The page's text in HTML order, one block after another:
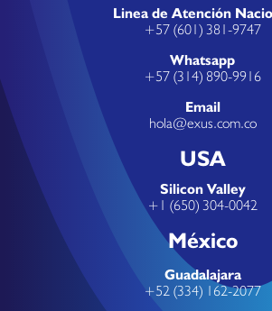
Linea de Atención
+57 (601) 381-9747
Whatsapp
+57 (314) 890-9916
Email
hola@exus.com.co
USA
Silicon Valley
+1 (650) 304-0042
México
Guadalajara
+52 (334) 162-2077